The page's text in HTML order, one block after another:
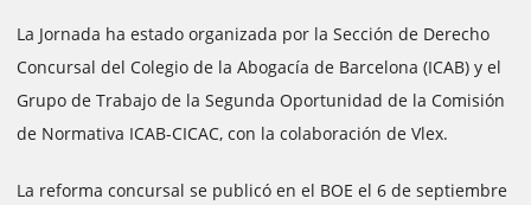
La Jornada ha estado organizada por la Sección de Derecho
Concursal del Colegio de la Abogacía de Barcelona (ICAB) y el
Grupo de Trabajo de la Segunda Oportunidad de la Comisión
de Normativa ICAB-CICAC, con la colaboración de Vlex.
La reforma concursal se publicó en el BOE el 6 de septiembre